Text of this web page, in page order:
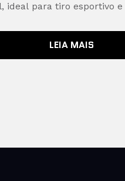
ideal para tiro esportivo e
e versões SFP e FFP,
e controle
táticos como Zero
LEIA MAIS